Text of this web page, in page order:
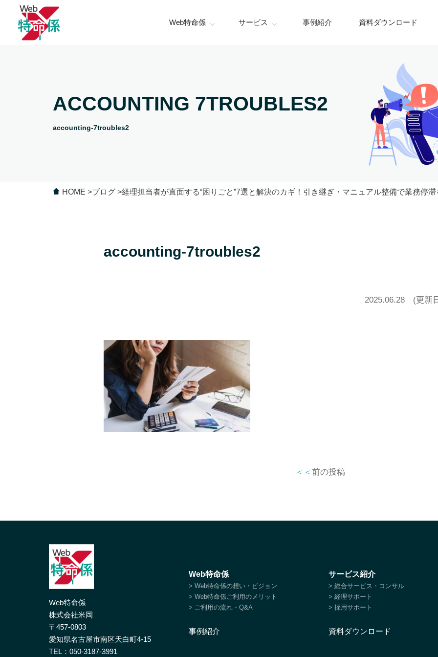
Web特命係 サービス 事例紹介 資料ダウンロード
ACCOUNTING 7TROUBLES2
accounting-7troubles2
HOME ブログ 経理担当者が直面する“困りごと”7選と解決のカギ！引き継ぎ・マニュアル整備で業務停滞
accounting-7troubles2
2025.06.28 (更新
＜＜ 前の投稿
Web特命係
株式会社米岡
〒457-0803
愛知県名古屋市南区天白町4-15
TEL：050-3187-3991
Web特命係
> Web特命係の想い・ビジョン
> Web特命係ご利用のメリット
> ご利用の流れ・Q&A
サービス紹介
> 総合サービス・コンサル
> 経理サポート
> 採用サポート
事例紹介 資料ダウンロード